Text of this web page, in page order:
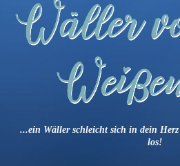
...ein Wäller schleicht sich in dein Herz
los!